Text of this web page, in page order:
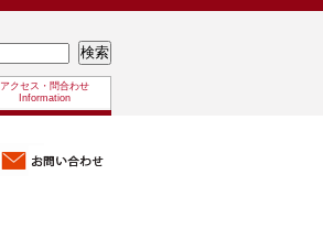
アクセス・問合わせ
Information